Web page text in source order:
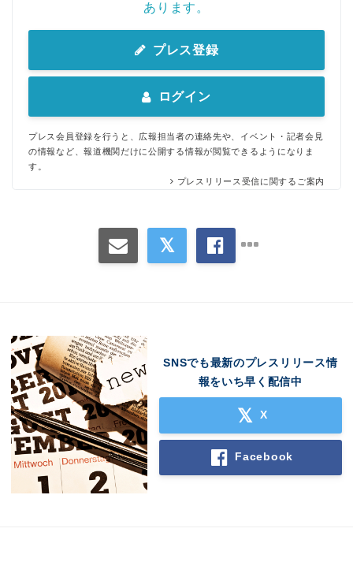
あります。
プレス登録
ログイン
プレス会員登録を行うと、広報担当者の連絡先や、イベント・記者会見
の情報など、報道機関だけに公開する情報が閲覧できるようになりま
す。
プレスリリース受信に関するご案内
SNSでも最新のプレスリリース情
報をいち早く配信中
X
Facebook